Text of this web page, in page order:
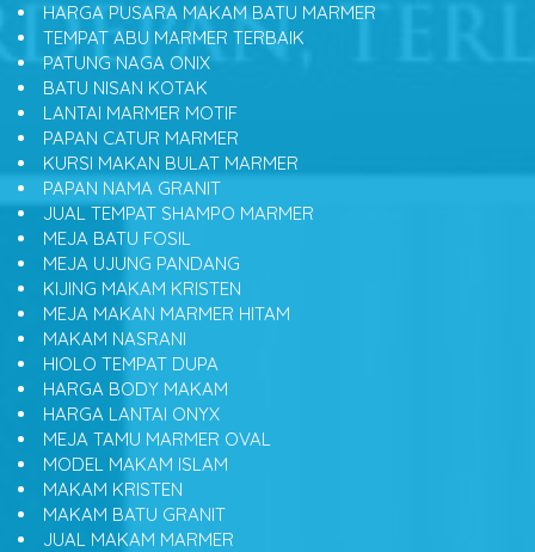
HARGA PUSARA MAKAM BATU MARMER
TEMPAT ABU MARMER TERBAIK
PATUNG NAGA ONIX
BATU NISAN KOTAK
LANTAI MARMER MOTIF
PAPAN CATUR MARMER
KURSI MAKAN BULAT MARMER
PAPAN NAMA GRANIT
JUAL TEMPAT SHAMPO MARMER
MEJA BATU FOSIL
MEJA UJUNG PANDANG
KIJING MAKAM KRISTEN
MEJA MAKAN MARMER HITAM
MAKAM NASRANI
HIOLO TEMPAT DUPA
HARGA BODY MAKAM
HARGA LANTAI ONYX
MEJA TAMU MARMER OVAL
MODEL MAKAM ISLAM
MAKAM KRISTEN
MAKAM BATU GRANIT
JUAL MAKAM MARMER